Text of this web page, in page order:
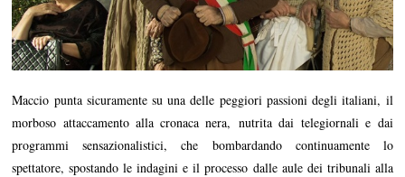
Maccio punta sicuramente su una delle peggiori passioni degli italiani, il
morboso attaccamento alla cronaca nera, nutrita dai telegiornali e dai
programmi sensazionalistici, che bombardando continuamente lo
spettatore, spostando le indagini e il processo dalle aule dei tribunali alla